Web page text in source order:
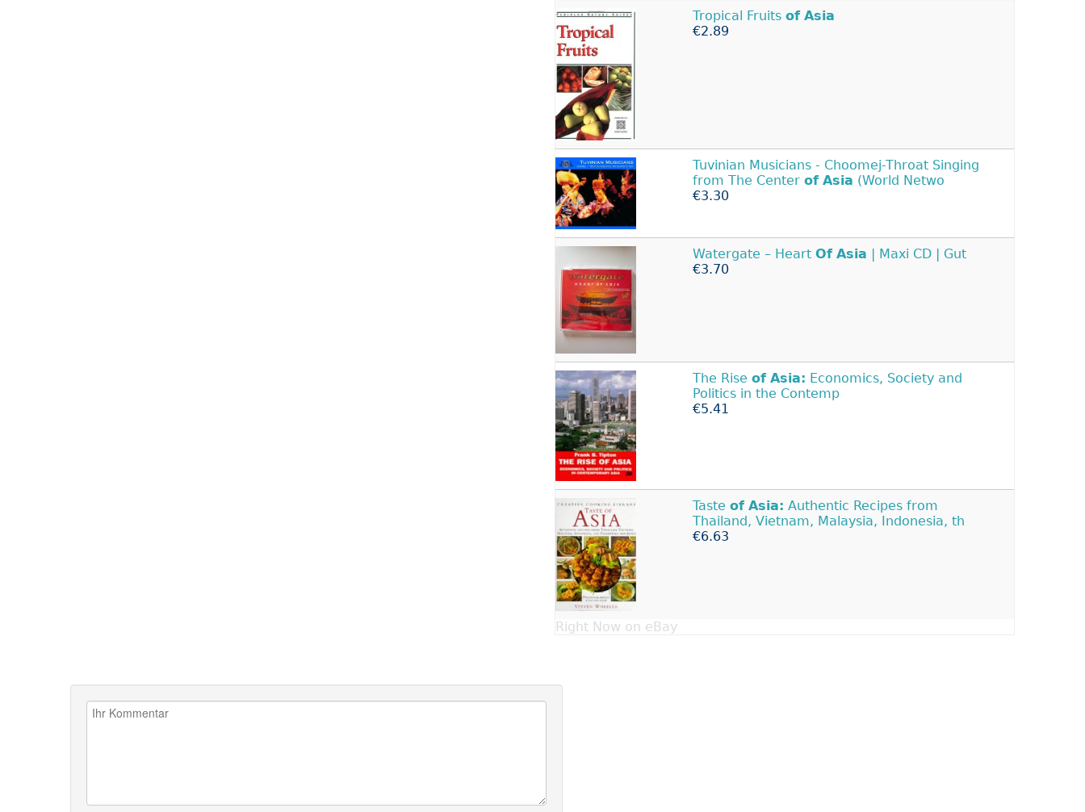
Tropical Fruits of Asia
€2.89
Tuvinian Musicians - Choomej-Throat Singing
from The Center of Asia (World Netwo
€3.30
Watergate – Heart Of Asia | Maxi CD | Gut
€3.70
The Rise of Asia: Economics, Society and
Politics in the Contemp
€5.41
Taste of Asia: Authentic Recipes from
Thailand, Vietnam, Malaysia, Indonesia, th
€6.63
Right Now on eBay